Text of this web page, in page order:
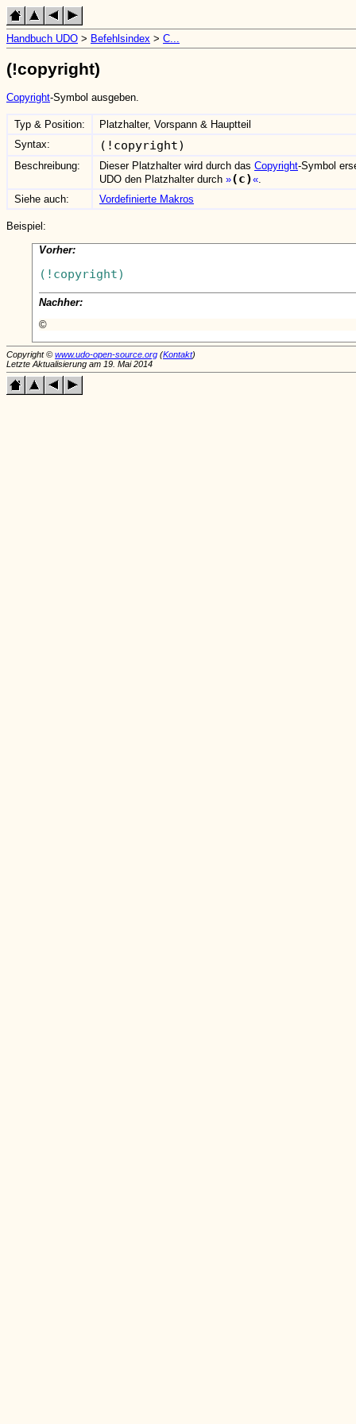
Handbuch UDO > Befehlsindex > C...
(!copyright)
Copyright-Symbol ausgeben.
Typ & Position:
Platzhalter, Vorspann & Hauptteil
Syntax:
(!copyright)
Beschreibung: Dieser Platzhalter wird durch das Copyright-Symbol
UDO den Platzhalter durch
(c)
Siehe auch:
Vordefinierte Makros
Beispiel:
Vorher:
Nachher:
©
Copyright © www.udo-open-source.org (Kontakt)
Letzte Aktualisierung am 19. Mai 2014